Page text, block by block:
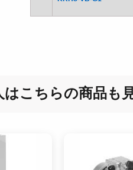
はこちらの商品も